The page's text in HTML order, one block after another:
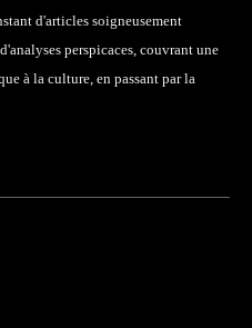
d'articles soigneusement
perspicaces, couvrant une
à la culture, en passant par la